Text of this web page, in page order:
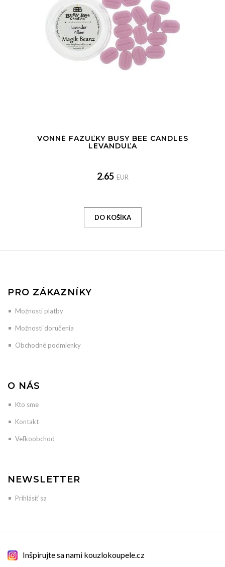
VONNÉ FAZUĽKY BUSY BEE CANDLES
LEVANDUĽA
2.65 EUR
PRO ZÁKAZNÍKY
Možnosti platby
Možnosti doručenia
Obchodné podmienky
O NÁS
Kto sme
Kontakt
Veľkoobchod
NEWSLETTER
Prihlásiť sa
Inšpirujte sa nami kouzlokoupele.cz